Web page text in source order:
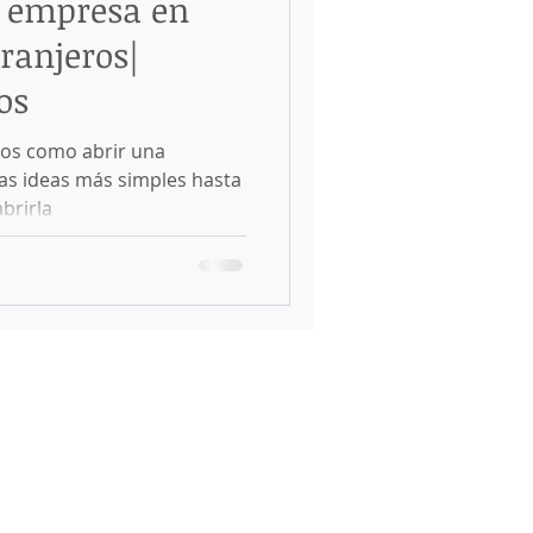
in México
de México
en México
en
como abrir una
ideas más simples hasta